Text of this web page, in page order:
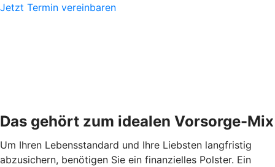
Jetzt Termin vereinbaren
Das gehört zum idealen Vorsorge-Mix
Um Ihren Lebensstandard und Ihre Liebsten langfristig
abzusichern, benötigen Sie ein finanzielles Polster. Ein